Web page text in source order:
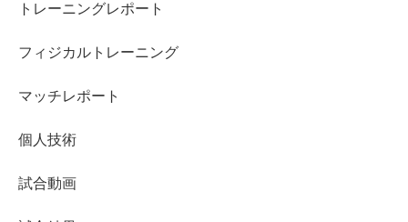
トレーニングレポート
フィジカルトレーニング
マッチレポート
個人技術
試合動画